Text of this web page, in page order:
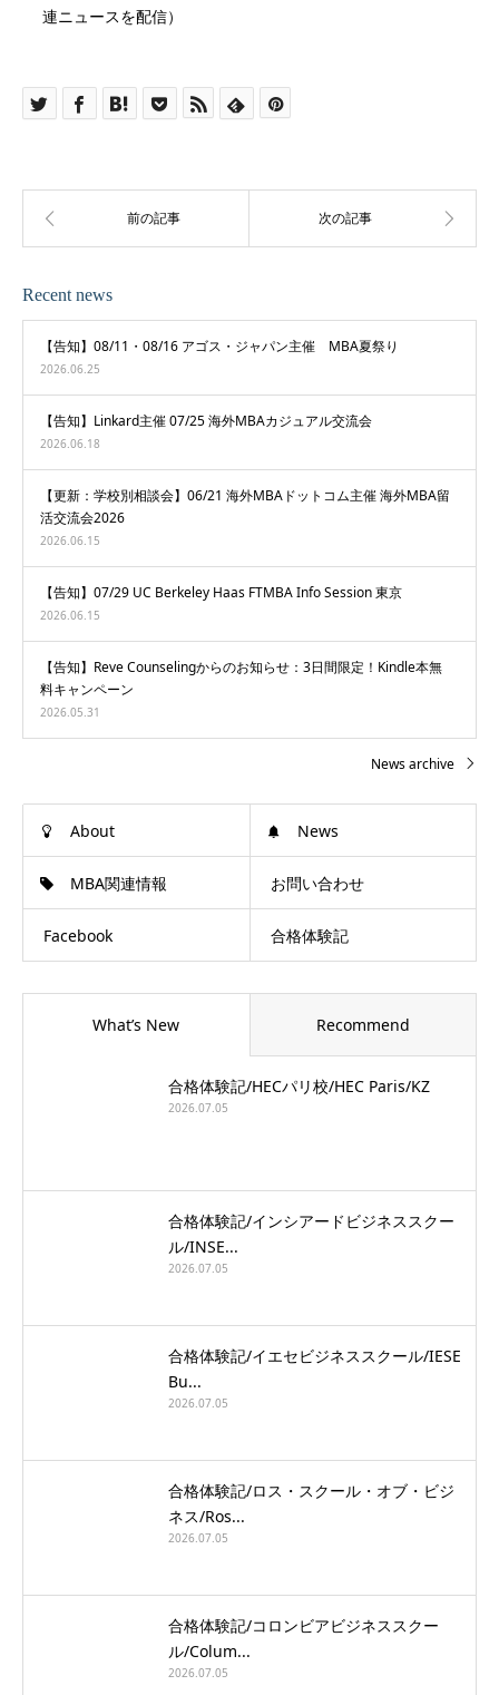
連ニュースを配信）
Recent news
【告知】08/11・08/16 アゴス・ジャパン主催 MBA夏祭り
2026.06.25
【告知】Linkard主催 07/25 海外MBAカジュアル交流会
2026.06.18
【更新：学校別相談会】06/21 海外MBAドットコム主催 海外MBA留
活交流会2026
2026.06.15
【告知】07/29 UC Berkeley Haas FTMBA Info Session 東京
2026.06.15
【告知】Reve Counselingからのお知らせ：3日間限定！Kindle本無
料キャンペーン
2026.05.31
News archive
About News
MBA関連情報 お問い合わせ
Facebook 合格体験記
What’s New Recommend
合格体験記/HECパリ校/HEC Paris/KZ
2026.07.05
合格体験記/インシアードビジネススクー
ル/INSE...
2026.07.05
合格体験記/イエセビジネススクール/IESE
Bu...
2026.07.05
合格体験記/ロス・スクール・オブ・ビジ
ネス/Ros...
2026.07.05
合格体験記/コロンビアビジネススクー
ル/Colum...
2026.07.05